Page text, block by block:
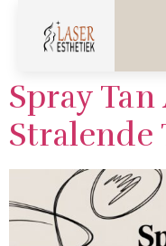
Spray
Stralende